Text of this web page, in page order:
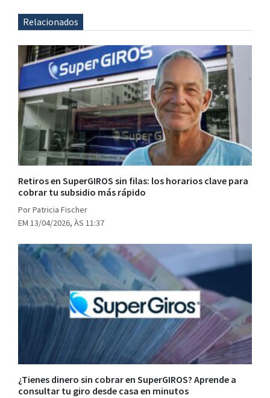
Relacionados
Retiros en SuperGIROS sin filas: los horarios clave para
cobrar tu subsidio más rápido
Por Patricia Fischer
EM 13/04/2026, ÀS 11:37
¿Tienes dinero sin cobrar en SuperGIROS? Aprende a
consultar tu giro desde casa en minutos